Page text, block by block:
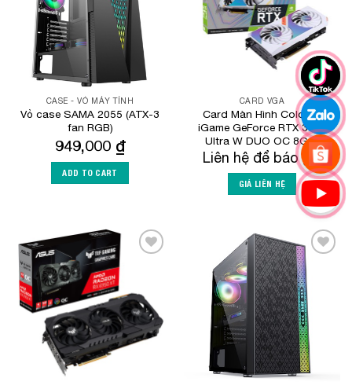
CASE - VỎ MÁY TÍNH
Vỏ case SAMA 2055 (ATX-3
fan RGB)
949,000 ₫
ADD TO CART
CARD VGA
Card Màn Hình Colorful
iGame GeForce RTX 3050
Ultra W DUO OC 8G-V
Liên hệ để báo giá
GIÁ LIÊN HỆ
Add to
Wishlist